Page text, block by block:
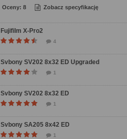
Oceny: 8 Zobacz specyfikację
Fujifilm X-Pro2
4
Svbony SV202 8x32 ED Upgraded
1
Svbony SV202 8x32 ED
1
Svbony SA205 8x42 ED
1